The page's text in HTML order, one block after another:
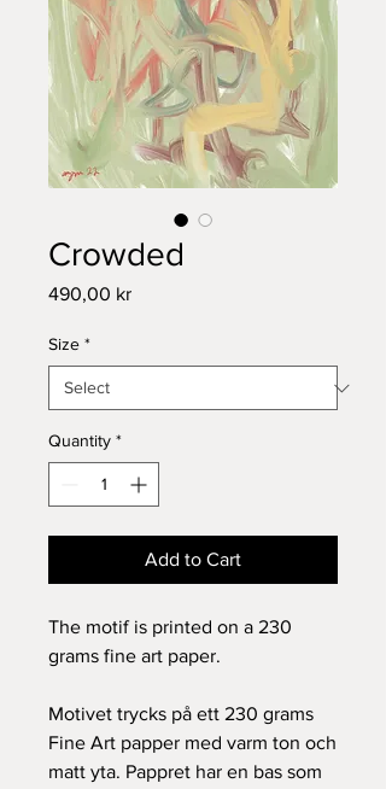
Crowded
490,00 krPrice
Size *
Quantity *
Add to Cart
The motif is printed on a 230
grams fine art paper.
Motivet trycks på ett 230 grams
Fine Art papper med varm ton och
matt yta. Pappret har en bas som